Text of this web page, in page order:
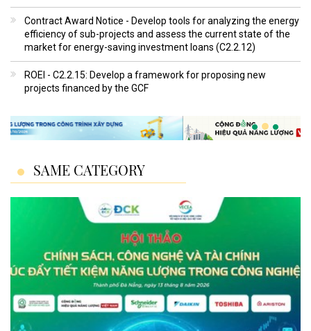
Contract Award Notice - Develop tools for analyzing the energy
efficiency of sub-projects and assess the current state of the
market for energy-saving investment loans (C2.2.12)
ROEI - C2.2.15: Develop a framework for proposing new
projects financed by the GCF
SAME CATEGORY